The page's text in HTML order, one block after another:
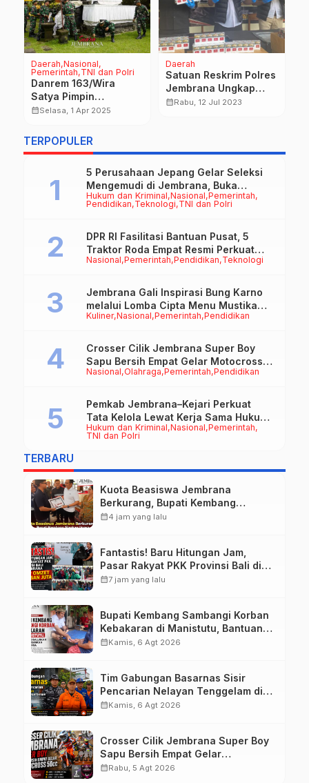
Daerah Nasional
Pemerintah TNI dan Polri
Danrem 163/Wira
Satya Pimpin
Langsung Karya Bakti
Agung Besakih
calendar_monthSelasa, 1 Apr 2025
Daerah
Satuan Reskrim Polres
Jembrana Ungkap
Rokok Tanpa Pita
calendar_monthRabu, 12 Jul 2023
TERPOPULER
Hukum dan Kriminal Nasional Pemerintah
Pendidikan Teknologi TNI dan Polri
5 Perusahaan Jepang Gelar Seleksi
Mengemudi di Jembrana, Buka
Peluang Kerja bagi Calon PMI
Nasional Pemerintah Pendidikan Teknologi
DPR RI Fasilitasi Bantuan Pusat, 5
Traktor Roda Empat Resmi Perkuat
Mekanisasi Pertanian Jembrana
Kuliner Nasional Pemerintah Pendidikan
Jembrana Gali Inspirasi Bung Karno
melalui Lomba Cipta Menu Mustika
Rasa
Nasional Olahraga Pemerintah Pendidikan
Crosser Cilik Jembrana Super Boy
Sapu Bersih Empat Gelar Motocross
50cc
Hukum dan Kriminal Nasional Pemerintah
TNI dan Polri
Pemkab Jembrana–Kejari Perkuat
Tata Kelola Lewat Kerja Sama Hukum
Datun
TERBARU
Kuota Beasiswa Jembrana
Berkurang, Bupati Kembang
Siapkan Upaya Penambahan di
calendar_month4 jam yang lalu
Fantastis! Baru Hitungan Jam,
Pasar Rakyat PKK Provinsi Bali di
Jembrana Raup Omzet Ratusan
calendar_month7 jam yang lalu
Bupati Kembang Sambangi Korban
Kebakaran di Manistutu, Bantuan
Disalurkan untuk Ringankan Beban
calendar_monthKamis, 6 Agt 2026
Tim Gabungan Basarnas Sisir
Pencarian Nelayan Tenggelam di
Perairan Pantai Pengambengan
calendar_monthKamis, 6 Agt 2026
Crosser Cilik Jembrana Super Boy
Sapu Bersih Empat Gelar
Motocross 50cc
calendar_monthRabu, 5 Agt 2026